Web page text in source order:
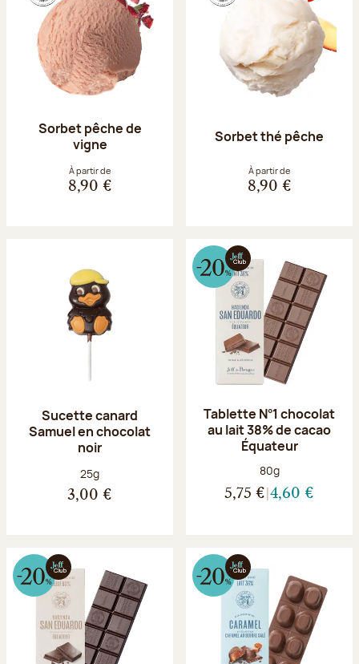
Sorbet pêche de
vigne
À partir de
8,90 €
Sorbet thé pêche
À partir de
8,90 €
Sucette canard
Samuel en chocolat
noir
Poids net :
25g
3,00 €
Tablette N°1 chocolat
au lait 38% de cacao
Équateur
Poids net :
80g
5,75 € 4,60 €